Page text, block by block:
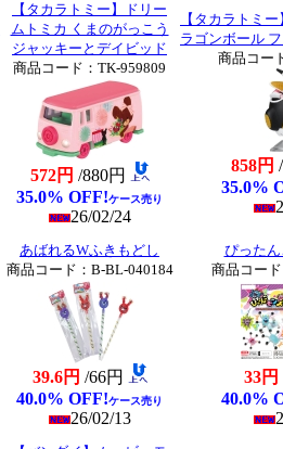
【タカラトミー】ドリー
ムトミカ くまのがっこう
ジャッキーとデイビッド
商品コード：TK-959809
572円 /880円
35.0% OFF!ケース売り
26/02/24
【タカラトミ
ラゴンボール
商品コー
858円
35.0%
あばれるWふきもどし
商品コード：B-BL-040184
39.6円 /66円
40.0% OFF!ケース売り
26/02/13
ぴった
商品コー
33円
40.0%